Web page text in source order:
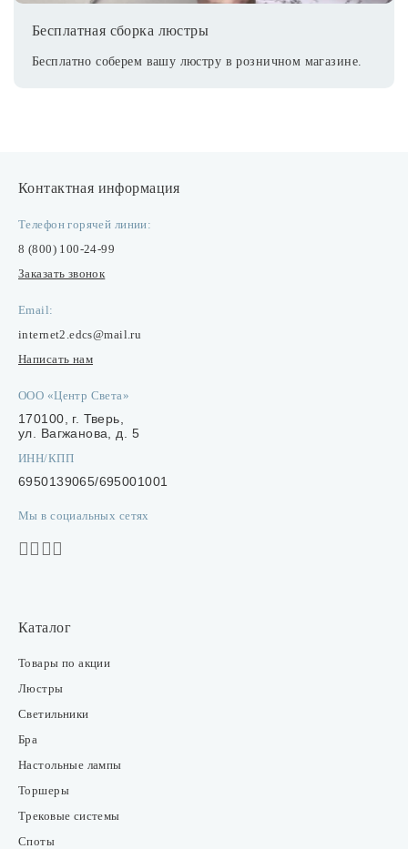
Бесплатная сборка люстры
Бесплатно соберем вашу люстру в розничном магазине.
Контактная информация
Телефон горячей линии:
8 (800) 100-24-99
Заказать звонок
Email:
internet2.edcs@mail.ru
Написать нам
ООО «Центр Света»
170100, г. Тверь,
ул. Вагжанова, д. 5
ИНН/КПП
6950139065/695001001
Мы в социальных сетях
Каталог
Товары по акции
Люстры
Светильники
Бра
Настольные лампы
Торшеры
Трековые системы
Споты